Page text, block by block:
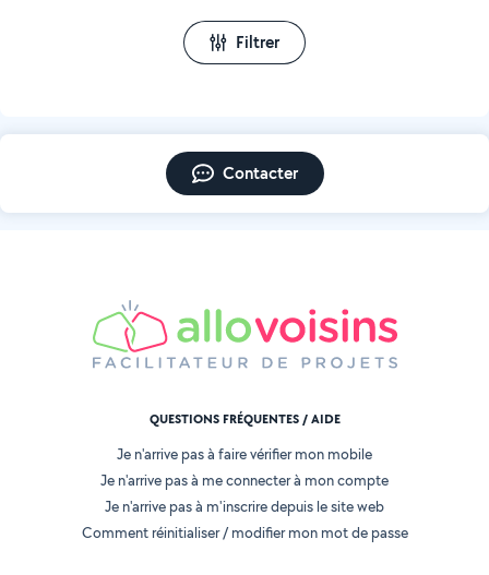
Filtrer
Contacter
QUESTIONS FRÉQUENTES / AIDE
Je n'arrive pas à faire vérifier mon mobile
Je n'arrive pas à me connecter à mon compte
Je n'arrive pas à m'inscrire depuis le site web
Comment réinitialiser / modifier mon mot de passe